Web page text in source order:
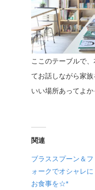
ここのテーブルで
てお話しながら家族
いい場所あってよ
関連
ブラススプーン＆フ
ォークでオシャレに
お食事を☆*